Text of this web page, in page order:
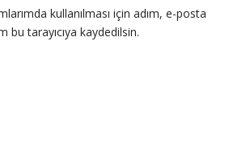
kullanılması için adım, e-posta
bu tarayıcıya kaydedilsin.